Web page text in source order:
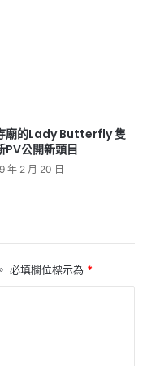
廟的Lady Butterfly 隻
PV公開新頭目
年 2 月 20 日
必填欄位標示為 *